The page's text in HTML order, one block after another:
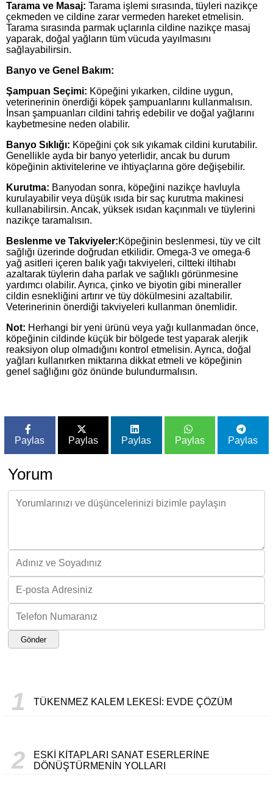
Tarama ve Masaj: Tarama işlemi sırasında, tüyleri nazikçe
çekmeden ve cildine zarar vermeden hareket etmelisin.
Tarama sırasında parmak uçlarınla cildine nazikçe masaj
yaparak, doğal yağların tüm vücuda yayılmasını
sağlayabilirsin.
Banyo ve Genel Bakım:
Şampuan Seçimi: Köpeğini yıkarken, cildine uygun,
veterinerinin önerdiği köpek şampuanlarını kullanmalısın.
İnsan şampuanları cildini tahriş edebilir ve doğal yağlarını
kaybetmesine neden olabilir.
Banyo Sıklığı: Köpeğini çok sık yıkamak cildini kurutabilir.
Genellikle ayda bir banyo yeterlidir, ancak bu durum
köpeğinin aktivitelerine ve ihtiyaçlarına göre değişebilir.
Kurutma: Banyodan sonra, köpeğini nazikçe havluyla
kurulayabilir veya düşük ısıda bir saç kurutma makinesi
kullanabilirsin. Ancak, yüksek ısıdan kaçınmalı ve tüylerini
nazikçe taramalısın.
Beslenme ve Takviyeler:Köpeğinin beslenmesi, tüy ve cilt
sağlığı üzerinde doğrudan etkilidir. Omega-3 ve omega-6
yağ asitleri içeren balık yağı takviyeleri, ciltteki iltihabı
azaltarak tüylerin daha parlak ve sağlıklı görünmesine
yardımcı olabilir. Ayrıca, çinko ve biyotin gibi mineraller
cildin esnekliğini artırır ve tüy dökülmesini azaltabilir.
Veterinerinin önerdiği takviyeleri kullanman önemlidir.
Not: Herhangi bir yeni ürünü veya yağı kullanmadan önce,
köpeğinin cildinde küçük bir bölgede test yaparak alerjik
reaksiyon olup olmadığını kontrol etmelisin. Ayrıca, doğal
yağları kullanırken miktarına dikkat etmeli ve köpeğinin
genel sağlığını göz önünde bulundurmalısın.
Paylas Paylas Paylas Paylas Paylas
Yorum
Gönder
1 TÜKENMEZ KALEM LEKESI: EVDE ÇÖZÜM
2
ESKI KITAPLARI SANAT ESERLERINE
DÖNÜŞTÜRMENIN YOLLARI